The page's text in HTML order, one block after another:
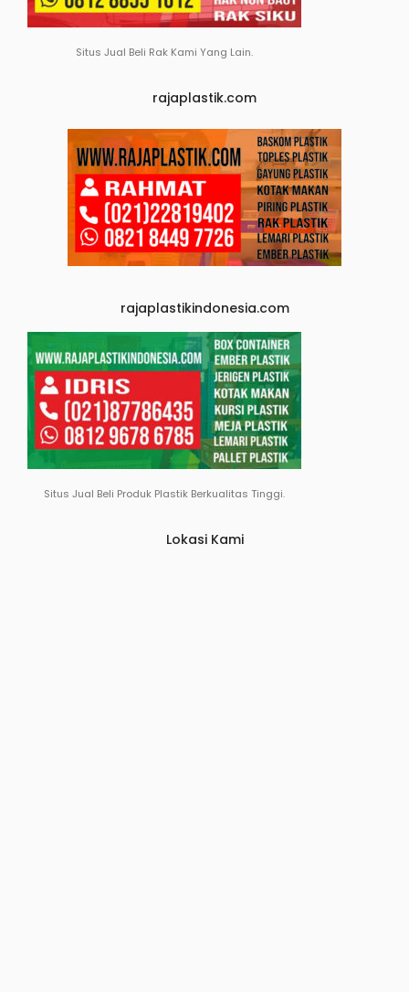
Situs Jual Beli Rak Kami Yang Lain.
rajaplastik.com
rajaplastikindonesia.com
Situs Jual Beli Produk Plastik Berkualitas Tinggi.
Lokasi Kami